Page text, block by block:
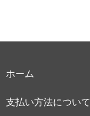
ホーム
支払い方法について